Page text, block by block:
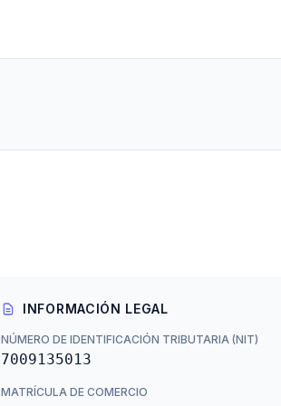
INFORMACIÓN LEGAL
NÚMERO DE IDENTIFICACIÓN TRIBUTARIA (NIT)
7009135013
MATRÍCULA DE COMERCIO